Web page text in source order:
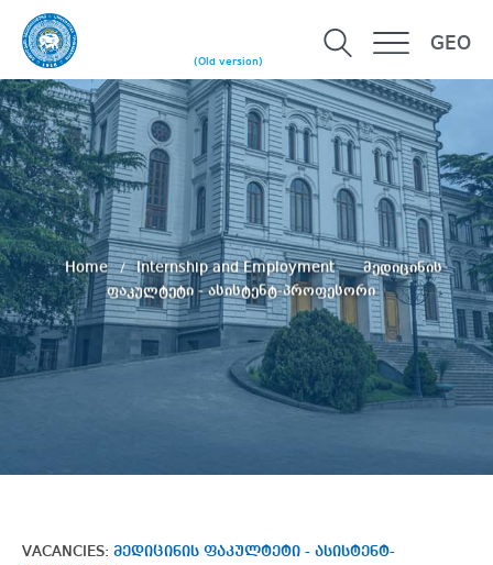
(Old version)
GEO
Home Internship and Employment
მედიცინის
ფაკულტეტი - ასისტენტ-პროფესორი
VACANCIES: მედიცინის ფაკულტეტი - ასისტენტ-